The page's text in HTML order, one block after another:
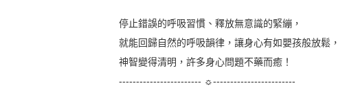
停止錯誤的呼吸習慣、釋放無意識的緊繃，
就能回歸自然的呼吸韻律，讓身心有如嬰孩般放鬆，
神智變得清明，許多身心問題不藥而癒！
------------------------ ☼------------------------